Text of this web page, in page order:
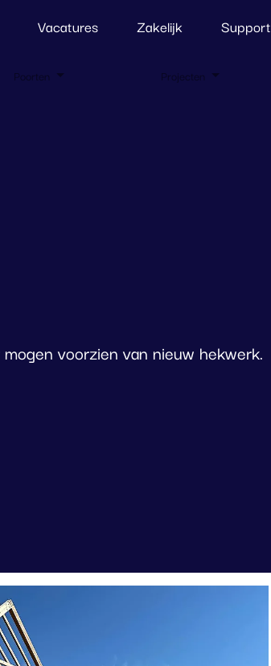
Vacatures Zakelijk Support
Poorten Projecten
voorzien van nieuw hekwerk.